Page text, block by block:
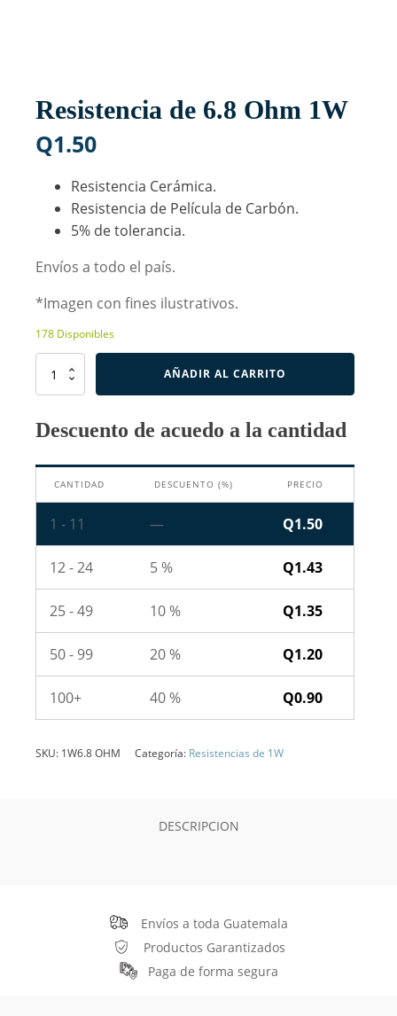
Resistencia de 6.8 Ohm 1W
Q1.50
Resistencia Cerámica.
Resistencia de Película de Carbón.
5% de tolerancia.
Envíos a todo el país.
*Imagen con fines ilustrativos.
178 Disponibles
Resistencia
1W
AÑADIR AL CARRITO
Descuento de acuedo a la cantidad
CANTIDAD DESCUENTO (%) PRECIO
1 - 11 — Q1.50
12 - 24 5 % Q1.43
25 - 49 10 % Q1.35
50 - 99 20 % Q1.20
100+ 40 % Q0.90
SKU: 1W6.8 OHM Categoría: Resistencias de 1W
DESCRIPCION
Envíos a toda Guatemala
Productos Garantizados
Paga de forma segura